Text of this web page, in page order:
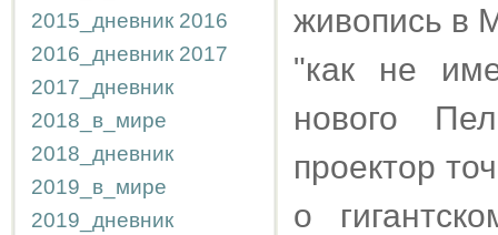
2015_дневник 2016
2016_дневник 2017
2017_дневник
2018_в_мире
2018_дневник
2019_в_мире
2019_дневник
живопись в
"как не
нового
проектор
о